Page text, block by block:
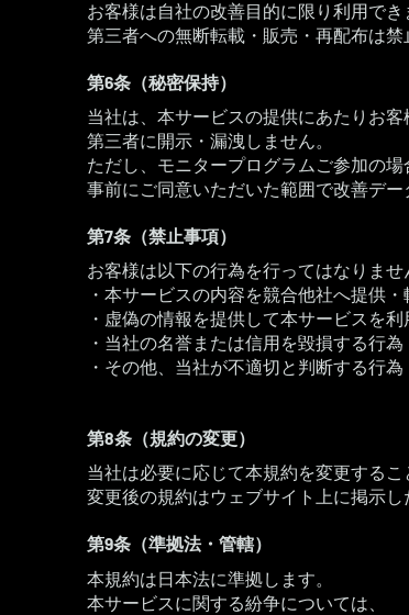
お客様は自社の改善目的に限り利用でき
第三者への無断転載・販売・再配布は禁
第6条（秘密保持）
当社は、本サービスの提供にあたりお
第三者に開示・漏洩しません。
ただし、モニタープログラムご参加の場
事前にご同意いただいた範囲で改善デ
第7条（禁止事項）
お客様は以下の行為を行ってはなりませ
・本サービスの内容を競合他社へ提供
・虚偽の情報を提供して本サービスを
・当社の名誉または信用を毀損する行為
・その他、当社が不適切と判断する行為
第8条（規約の変更）
当社は必要に応じて本規約を変更するこ
変更後の規約はウェブサイト上に掲示し
第9条（準拠法・管轄）
本規約は日本法に準拠します。
本サービスに関する紛争については、